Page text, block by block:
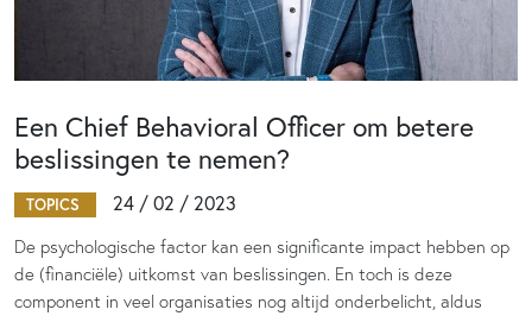
Een Chief Behavioral Officer om betere
beslissingen te nemen?
TOPICS 24 / 02 / 2023
De psychologische factor kan een significante impact hebben op
de (financiële) uitkomst van beslissingen. En toch is deze
component in veel organisaties nog altijd onderbelicht, aldus